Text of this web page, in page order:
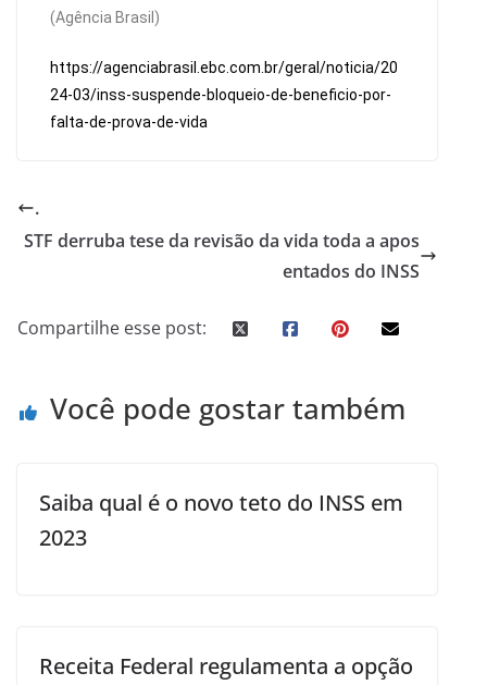
(Agência Brasil)
https://agenciabrasil.ebc.com.br/geral/noticia/20
24-03/inss-suspende-bloqueio-de-beneficio-por-
falta-de-prova-de-vida
.
STF derruba tese da revisão da vida toda a apos
entados do INSS
Compartilhe esse post:
Você pode gostar também
Saiba qual é o novo teto do INSS em
2023
Receita Federal regulamenta a opção